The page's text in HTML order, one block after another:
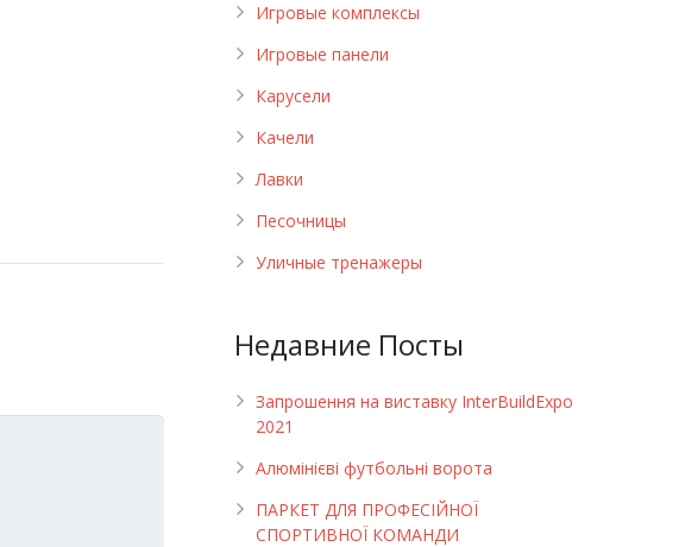
Игровые комплексы
Игровые панели
Карусели
Качели
Лавки
Песочницы
Уличные тренажеры
Недавние Посты
Запрошення на виставку InterBuildExpo
2021
Алюмінієві футбольні ворота
ПАРКЕТ ДЛЯ ПРОФЕСІЙНОЇ
СПОРТИВНОЇ КОМАНДИ